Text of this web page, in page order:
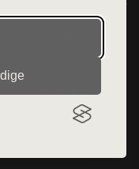
en række
produkter fra
fra denne side - vi
har heller ikke